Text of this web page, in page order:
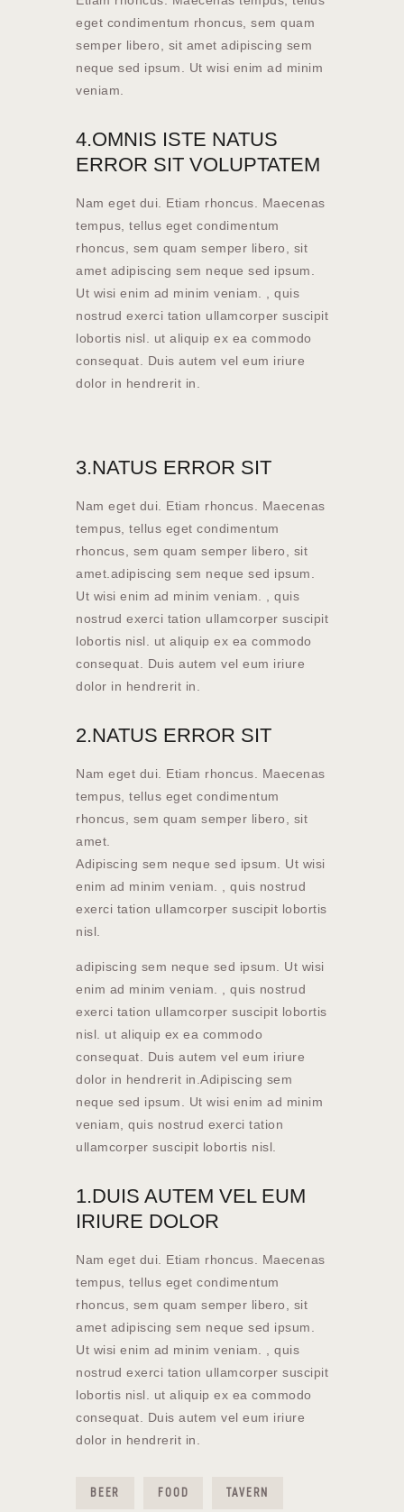
eget condimentum rhoncus, sem quam
semper libero, sit amet adipiscing sem
neque sed ipsum. Ut wisi enim ad minim
veniam.
4.OMNIS ISTE NATUS
ERROR SIT VOLUPTATEM
Nam eget dui. Etiam rhoncus. Maecenas
tempus, tellus eget condimentum
rhoncus, sem quam semper libero, sit
amet adipiscing sem neque sed ipsum.
Ut wisi enim ad minim veniam. , quis
nostrud exerci tation ullamcorper suscipit
lobortis nisl. ut aliquip ex ea commodo
consequat. Duis autem vel eum iriure
dolor in hendrerit in.
3.NATUS ERROR SIT
Nam eget dui. Etiam rhoncus. Maecenas
tempus, tellus eget condimentum
rhoncus, sem quam semper libero, sit
amet.adipiscing sem neque sed ipsum.
Ut wisi enim ad minim veniam. , quis
nostrud exerci tation ullamcorper suscipit
lobortis nisl. ut aliquip ex ea commodo
consequat. Duis autem vel eum iriure
dolor in hendrerit in.
2.NATUS ERROR SIT
Nam eget dui. Etiam rhoncus. Maecenas
tempus, tellus eget condimentum
rhoncus, sem quam semper libero, sit
amet.
Adipiscing sem neque sed ipsum. Ut wisi
enim ad minim veniam. , quis nostrud
exerci tation ullamcorper suscipit lobortis
nisl.
adipiscing sem neque sed ipsum. Ut wisi
enim ad minim veniam. , quis nostrud
exerci tation ullamcorper suscipit lobortis
nisl. ut aliquip ex ea commodo
consequat. Duis autem vel eum iriure
dolor in hendrerit in.Adipiscing sem
neque sed ipsum. Ut wisi enim ad minim
veniam, quis nostrud exerci tation
ullamcorper suscipit lobortis nisl.
1.DUIS AUTEM VEL EUM
IRIURE DOLOR
Nam eget dui. Etiam rhoncus. Maecenas
tempus, tellus eget condimentum
rhoncus, sem quam semper libero, sit
amet adipiscing sem neque sed ipsum.
Ut wisi enim ad minim veniam. , quis
nostrud exerci tation ullamcorper suscipit
lobortis nisl. ut aliquip ex ea commodo
consequat. Duis autem vel eum iriure
dolor in hendrerit in.
BEER FOOD TAVERN